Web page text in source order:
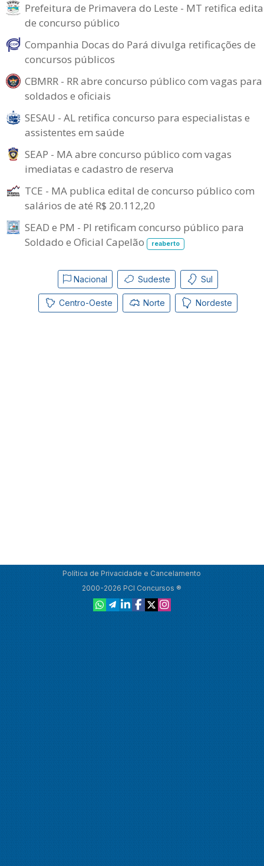
Prefeitura de Primavera do Leste - MT retifica
de concurso público
Companhia Docas do Pará divulga retificações de
concursos públicos
CBMRR - RR abre concurso público com vagas para
soldados e oficiais
SESAU - AL retifica concurso para especialistas e
assistentes em saúde
SEAP - MA abre concurso público com vagas
imediatas e cadastro de reserva
TCE - MA publica edital de concurso público com
salários de até R$ 20.112,20
SEAD e PM - PI retificam concurso público para
Soldado e Oficial Capelão
reaberto
Nacional Sudeste Sul
Centro-Oeste Norte Nordeste
Política de Privacidade e Cancelamento
2000-2026 PCI Concursos ®